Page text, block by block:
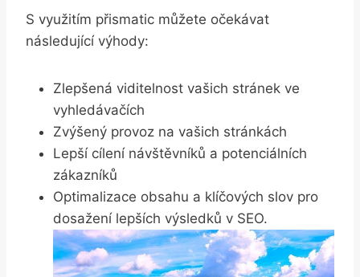
S využitím přismatic můžete očekávat
následující výhody:
Zlepšená viditelnost vašich stránek ve
vyhledávačích
Zvýšený provoz na vašich stránkách
Lepší cílení návštěvníků a potenciálních
zákazníků
Optimalizace obsahu a klíčových slov pro
dosažení lepších výsledků v SEO.